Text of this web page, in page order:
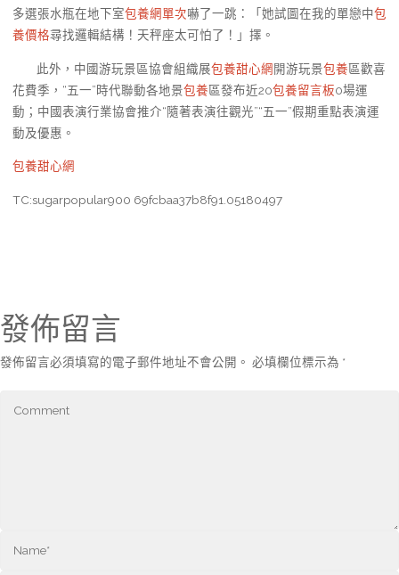
多選張水瓶在地下室包養網單次嚇了一跳：「她試圖在我的單戀中包
養價格尋找邏輯結構！天秤座太可怕了！」擇。
此外，中國游玩景區協會組織展包養甜心網開游玩景包養區歡喜
花費季，“五一”時代聯動各地景包養區發布近20包養留言板0場運
動；中國表演行業協會推介“隨著表演往觀光”“五一”假期重點表演運
動及優惠。
包養甜心網
TC:sugarpopular900 69fcbaa37b8f91.05180497
發佈留言
發佈留言必須填寫的電子郵件地址不會公開。 必填欄位標示為 *